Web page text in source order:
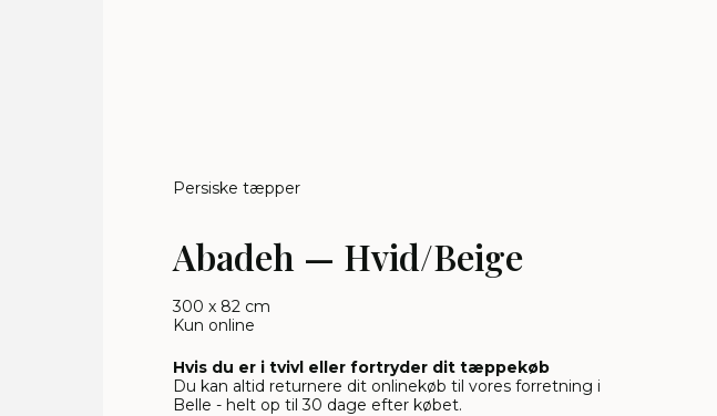
Persiske tæpper
Abadeh — Hvid/Beige
300 x 82 cm
Kun online
Hvis du er i tvivl eller fortryder dit tæppekøb
Du kan altid returnere dit onlinekøb til vores forretning i
Belle - helt op til 30 dage efter købet.